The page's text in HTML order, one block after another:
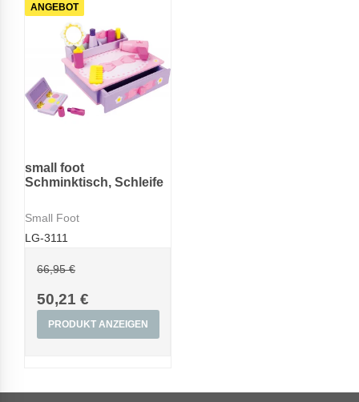
ANGEBOT
small foot
Schminktisch, Schleife
Small Foot
LG-3111
66,95 €
50,21 €
PRODUKT ANZEIGEN